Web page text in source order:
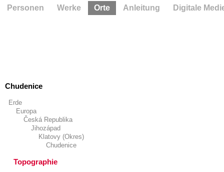
Chudenice
Erde
Europa
Česká Republika
Jihozápad
Klatovy (Okres)
Chudenice
Topographie
Personen Werke Orte Anleitung Digitale